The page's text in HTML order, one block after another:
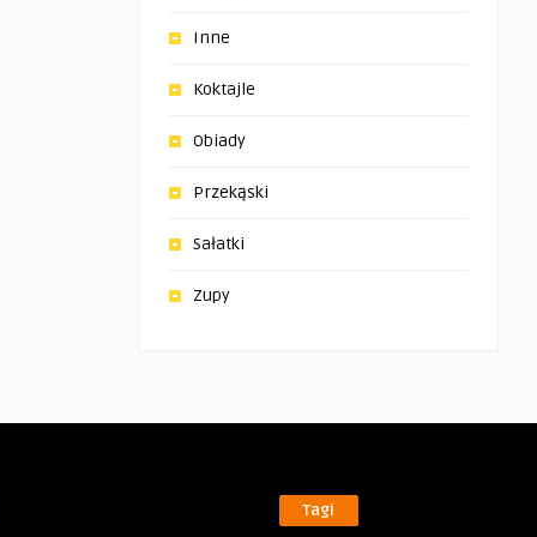
Inne
Koktajle
Obiady
Przekąski
Sałatki
Zupy
Tagi